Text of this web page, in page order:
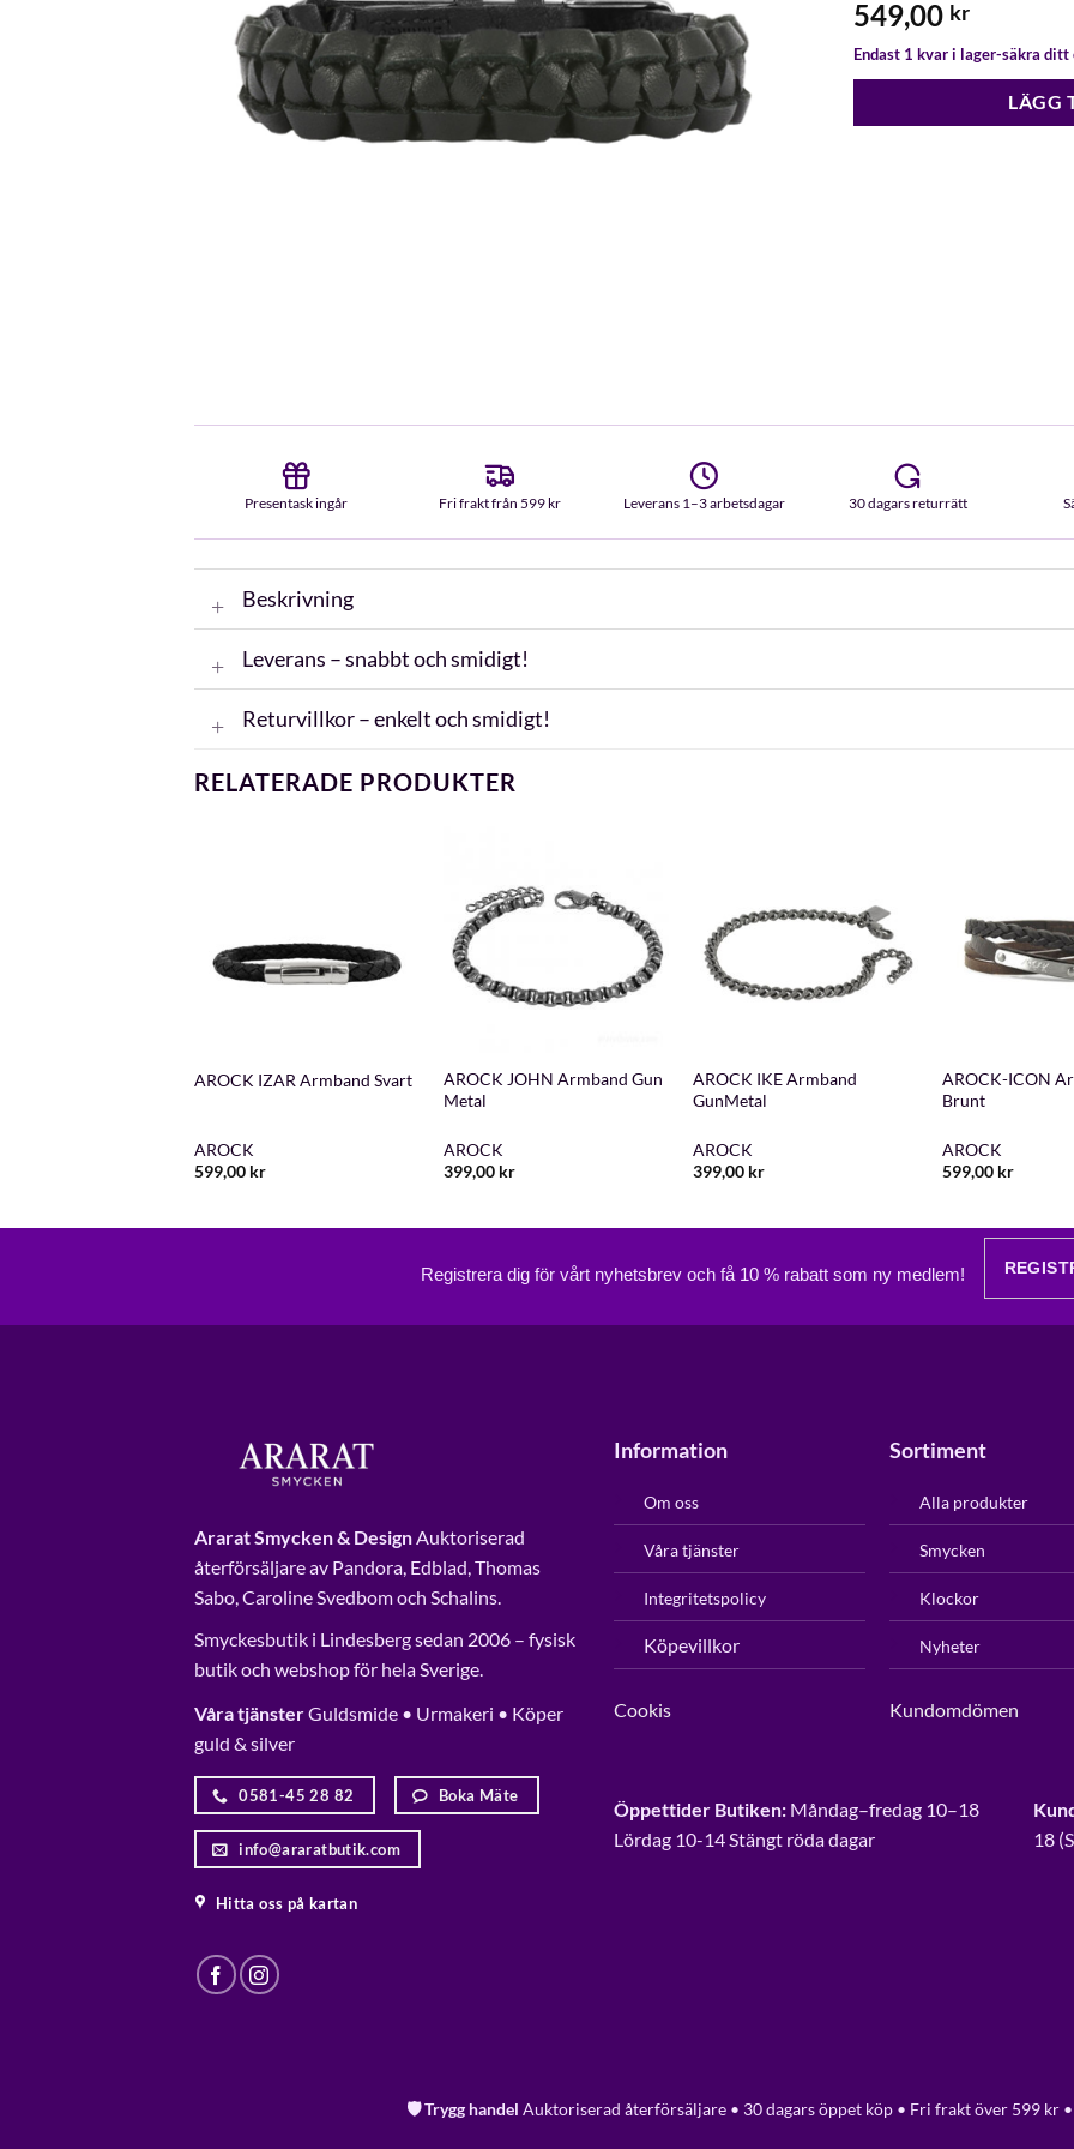
549,00 kr
Endast 1 kvar i lager-säkra
LÄGG
Presentask ingår Fri frakt från 599 kr Leverans 1–3 arbetsdagar 30 dagars returrätt
Beskrivning
Leverans – snabbt och smidigt!
Returvillkor – enkelt och smidigt!
RELATERADE PRODUKTER
AROCK IZAR Armband Svart
AROCK
599,00 kr
AROCK JOHN Armband Gun
Metal
AROCK
399,00 kr
AROCK IKE Armband
GunMetal
AROCK
399,00 kr
AROCK-ICON
Brunt
AROCK
599,00 kr
Registrera dig för vårt nyhetsbrev och få 10 % rabatt som ny medlem!
Ararat Smycken & DesignAuktoriserad
återförsäljare av Pandora, Edblad, Thomas
Sabo, Caroline Svedbom och Schalins.
Smyckesbutik i Lindesberg sedan 2006 – fysisk
butik och webshop för hela Sverige.
Våra tjänsterGuldsmide • Urmakeri • Köper
guld & silver
0581-45 28 82 Boka Mäte
info@araratbutik.com
Hitta oss på kartan
Information
Om oss
Våra tjänster
Integritetspolicy
Köpevillkor
Cookis
Sortiment
Alla produkter
Smycken
Klockor
Nyheter
Kundomdömen
Öppettider Butiken: Måndag–fredag 10–18
Lördag 10-14 Stängt röda dagar
18
🛡️ Trygg handel Auktoriserad återförsäljare • 30 dagars öppet köp • Fri frakt över 599 kr